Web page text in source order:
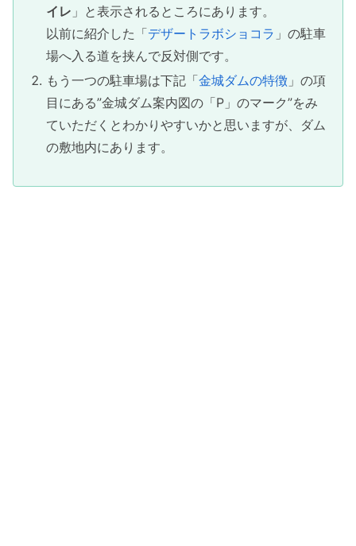
イレ 」と表示されるところにあります。
以前に紹介した「デザートラボショコラ 」の駐車
場へ入る道を挟んで反対側です。
もう一つの駐車場は下記「金城ダムの特徴 」の項
目にある”金城ダム案内図の「P」のマーク”をみ
ていただくとわかりやすいかと思いますが、ダム
の敷地内にあります。